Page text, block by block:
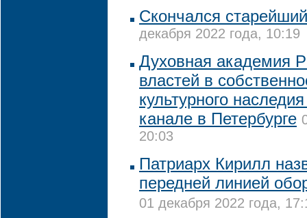
Скончался
декабря 2022 года, 10:19
Духовная академия
властей в
культурного
канале в Петербурге
20:03
Патриарх Кирилл
передней линией
01 декабря 2022 года,